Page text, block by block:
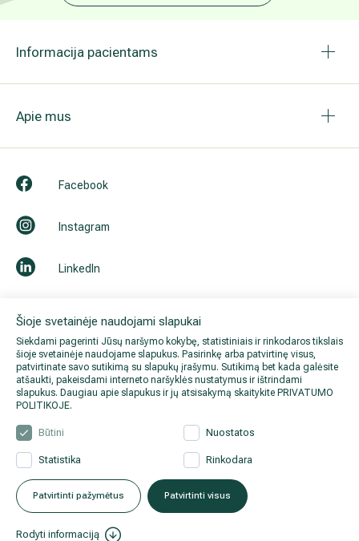
Šioje svetainėje naudojami slapukai
Siekdami pagerinti Jūsų naršymo kokybę, statistiniais ir rinkodaros tikslais
šioje svetainėje naudojame slapukus. Pasirinkę arba patvirtinę visus,
patvirtinate savo sutikimą su slapukų įrašymu. Sutikimą bet kada galėsite
atšaukti, pakeisdami interneto naršyklės nustatymus ir ištrindami
slapukus. Daugiau apie slapukus ir jų atsisakymą skaitykite PRIVATUMO
POLITIKOJE.
Būtini Nuostatos
Statistika Rinkodara
Patvirtinti pažymėtus Patvirtinti visus
Rodyti informaciją
Informacija pacientams
Apie mus
Facebook
Instagram
LinkedIn
© 2026 Hila. Visos teisės
saugomos.
Privatumo politika
apsauga.